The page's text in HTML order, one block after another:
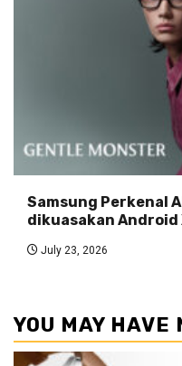
Samsung Perkenal
dikuasakan Android
July 23, 2026
YOU MAY HAVE